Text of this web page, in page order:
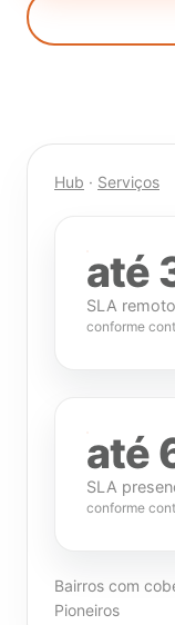
Hub · Serviços
até
SLA remoto
conforme
até
SLA
conforme
Bairros com
Pioneiros